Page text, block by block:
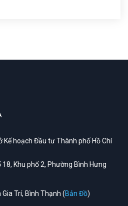
Kế hoạch Đầu tư Thành phố Hồ Chí
Khu phố 2, Phường Bình Hưng
Trí, Bình Thạnh (Bản Đồ)